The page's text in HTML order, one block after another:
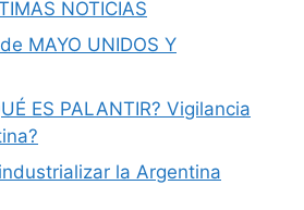
NOTICIAS
MAYO UNIDOS Y
ES PALANTIR? Vigilancia
la Argentina